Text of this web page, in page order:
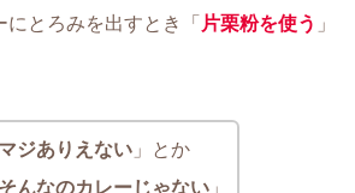
とろみを出すとき「 片栗粉を使う 」
マジありえない 」とか
そんなのカレーじゃない 」